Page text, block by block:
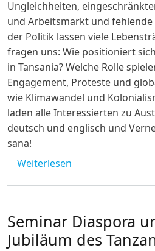
Ungleichheiten,
und Arbeitsmarkt und
der Politik lassen viele
fragen uns: Wie positioniert
in Tansania? Welche Rolle
Engagement, Proteste und
wie Klimawandel und
laden alle Interessierten zu
deutsch und englisch und
sana!
Weiterlesen
Seminar Diaspora
Jubiläum des